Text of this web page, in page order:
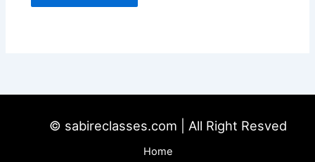
© sabireclasses.com | All Right Resved
Home